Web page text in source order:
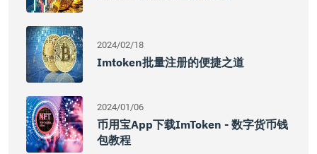
2024/02/18
Imtoken批量注册的便捷之道
2024/01/06
币用宝app下载imToken - 数字货币钱
包教程